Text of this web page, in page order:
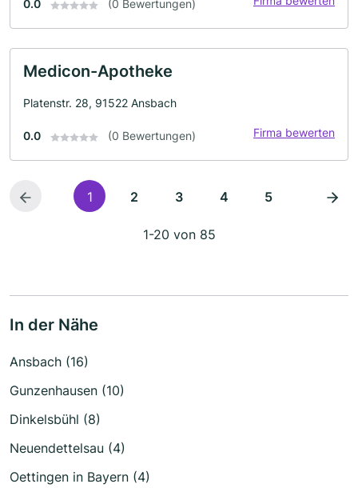
0.0 (0 Bewertungen)
Medicon-Apotheke
Platenstr. 28, 91522 Ansbach
0.0 (0 Bewertungen) Firma bewerten
1 2 3 4 5
1-20 von 85
In der Nähe
Ansbach (16)
Gunzenhausen (10)
Dinkelsbühl (8)
Neuendettelsau (4)
Oettingen in Bayern (4)